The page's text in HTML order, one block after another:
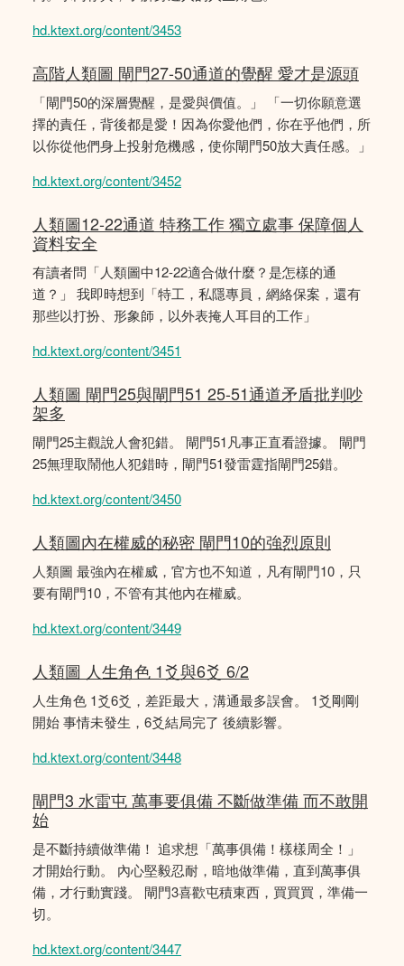
hd.ktext.org/content/3453
高階人類圖 閘門27-50通道的覺醒 愛才是源頭
「閘門50的深層覺醒，是愛與價值。」 「一切你願意選
擇的責任，背後都是愛！因為你愛他們，你在乎他們，所
以你從他們身上投射危機感，使你閘門50放大責任感。」
hd.ktext.org/content/3452
人類圖12-22通道 特務工作 獨立處事 保障個人
資料安全
有讀者問「人類圖中12-22適合做什麼？是怎樣的通
道？」 我即時想到「特工，私隱專員，網絡保案，還有
那些以打扮、形象師，以外表掩人耳目的工作」
hd.ktext.org/content/3451
人類圖 閘門25與閘門51 25-51通道矛盾批判吵
架多
閘門25主觀說人會犯錯。 閘門51凡事正直看證據。 閘門
25無理取鬧他人犯錯時，閘門51發雷霆指閘門25錯。
hd.ktext.org/content/3450
人類圖內在權威的秘密 閘門10的強烈原則
人類圖 最強內在權威，官方也不知道，凡有閘門10，只
要有閘門10，不管有其他內在權威。
hd.ktext.org/content/3449
人類圖 人生角色 1爻與6爻 6/2
人生角色 1爻6爻，差距最大，溝通最多誤會。 1爻剛剛
開始 事情未發生，6爻結局完了 後續影響。
hd.ktext.org/content/3448
閘門3 水雷屯 萬事要俱備 不斷做準備 而不敢開
始
是不斷持續做準備！ 追求想「萬事俱備！樣樣周全！」
才開始行動。 內心堅毅忍耐，暗地做準備，直到萬事俱
備，才行動實踐。 閘門3喜歡屯積東西，買買買，準備一
切。
hd.ktext.org/content/3447